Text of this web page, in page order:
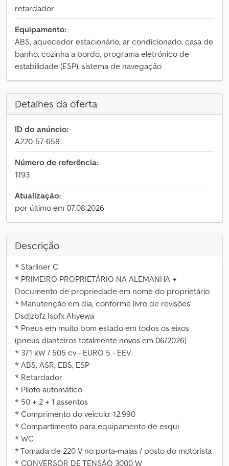
retardador
Equipamento:
ABS, aquecedor estacionário, ar condicionado, casa de
banho, cozinha a bordo, programa eletrónico de
estabilidade (ESP), sistema de navegação
Detalhes da oferta
ID do anúncio:
A220-57-658
Número de referência:
1193
Atualização:
por último em 07.08.2026
Descrição
* Starliner C
* PRIMEIRO PROPRIETÁRIO NA ALEMANHA +
Documento de propriedade em nome do proprietário
* Manutenção em dia, conforme livro de revisões
Dsdjzbfz Ispfx Ahyewa
* Pneus em muito bom estado em todos os eixos
(pneus dianteiros totalmente novos em 06/2026)
* 371 kW / 505 cv - EURO 5 - EEV
* ABS, ASR, EBS, ESP
* Retardador
* Piloto automático
* 50 + 2 + 1 assentos
* Comprimento do veículo: 12.990
* Compartimento para equipamento de esqui
* WC
* Tomada de 220 V no porta-malas / posto do motorista
* CONVERSOR DE TENSÃO 3000 W